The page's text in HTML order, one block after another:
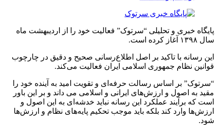
پایگاه خبری و تحلیلی “سرتوک” فعالیت خود را از اردیبهشت ماه
سال ۱۳۹۸ آغاز کرده است.
این رسانه با تاکید بر اصل اطلاع‌رسانی صحیح و دقیق در چارچوب
قوانین نظام جمهوری اسلامی ایران فعالیت می‌کند.
“سرتوک” بر اساس رسالت حرفه‌ای و تقویت امید به آینده خود را
مقید به اصول و ارزش‌های ایرانی و اسلامی می داند و بر این باور
است که برآیند عملکرد این رسانه نباید خدشه‌ای به این اصول و
ارزش‌ها وارد کند بلکه باید موجب تحکیم پایه‌های نظام و ارزش‌ها
شود.